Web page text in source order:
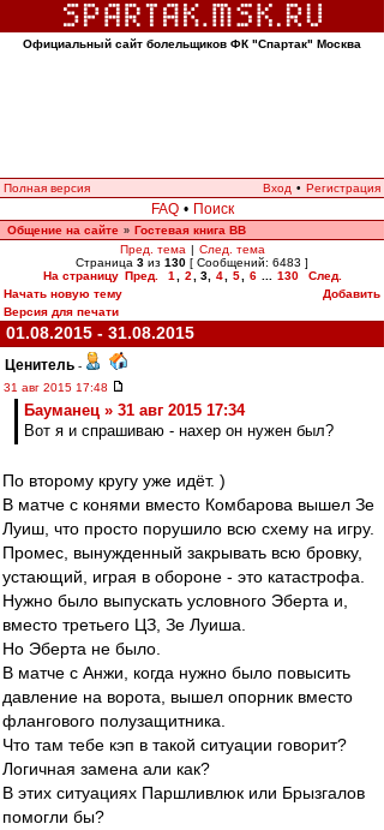
Официальный сайт болельщиков ФК "Спартак" Москва
Полная версия Вход • Регистрация
FAQ • Поиск
Общение на сайте » Гостевая книга ВВ
Пред. тема | След. тема
Страница 3 из 130 [ Сообщений: 6483 ]
На страницу Пред. 1 2 3, 4 5 6 130
След.
Начать новую тему
Добавить
Версия для печати
01.08.2015 - 31.08.2015
Ценитель -
31 авг 2015 17:48
Бауманец » 31 авг 2015 17:34
Вот я и спрашиваю - нахер он нужен был?
По второму кругу уже идёт. )
В матче с конями вместо Комбарова вышел Зе
Луиш, что просто порушило всю схему на игру.
Промес, вынужденный закрывать всю бровку,
устающий, играя в обороне - это катастрофа.
Нужно было выпускать условного Эберта и,
вместо третьего ЦЗ, Зе Луиша.
Но Эберта не было.
В матче с Анжи, когда нужно было повысить
давление на ворота, вышел опорник вместо
флангового полузащитника.
Что там тебе кэп в такой ситуации говорит?
Логичная замена али как?
В этих ситуациях Паршливлюк или Брызгалов
помогли бы?